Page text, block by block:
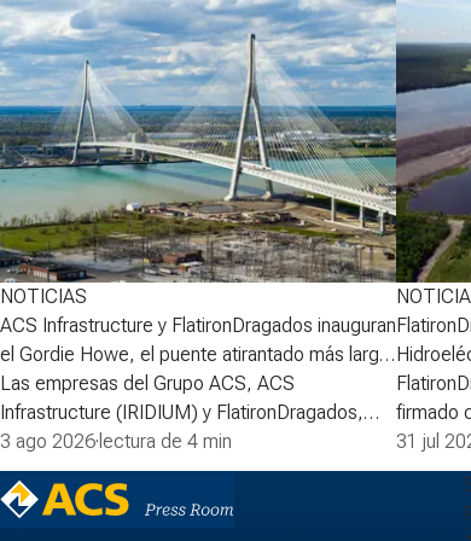
NOTICIAS
ACS Infrastructure y FlatironDragados inauguran
el Gordie Howe, el puente atirantado más largo
de Norteamérica
Las empresas del Grupo ACS, ACS
Infrastructure (IRIDIUM) y FlatironDragados,
celebraron esta semana la inauguraci&oacute;n
del Puente Internacional Gordie Howe, el
puente atirantado m&aacute;s largo de
3 ago 2026· lectura de 4 min
firmado
(NB
primera
la
31 jul